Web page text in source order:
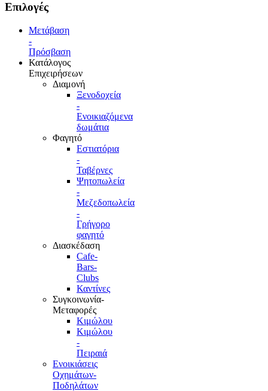
Επιλογές
Μετάβαση
-
Πρόσβαση
Κατάλογος
Επιχειρήσεων
Διαμονή
Ξενοδοχεία
-
Ενοικιαζόμενα
δωμάτια
Φαγητό
Εστιατόρια
-
Ταβέρνες
Ψητοπωλεία
-
Μεζεδοπωλεία
-
Γρήγορο
φαγητό
Διασκέδαση
Cafe-
Bars-
Clubs
Καντίνες
Συγκοινωνία-
Μεταφορές
Κιμώλου
Κιμώλου
-
Πειραιά
Ενοικιάσεις
Οχημάτων-
Ποδηλάτων